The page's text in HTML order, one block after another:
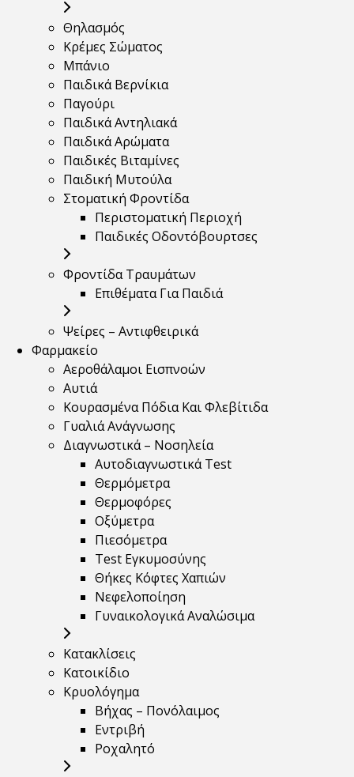
Θηλασμός
Κρέμες Σώματος
Μπάνιο
Παιδικά Βερνίκια
Παγούρι
Παιδικά Αντηλιακά
Παιδικά Αρώματα
Παιδικές Βιταμίνες
Παιδική Μυτούλα
Στοματική Φροντίδα
Περιστοματική Περιοχή
Παιδικές Οδοντόβουρτσες
Φροντίδα Τραυμάτων
Επιθέματα Για Παιδιά
Ψείρες – Αντιφθειρικά
Φαρμακείο
Αεροθάλαμοι Εισπνοών
Αυτιά
Κουρασμένα Πόδια Και Φλεβίτιδα
Γυαλιά Ανάγνωσης
Διαγνωστικά – Νοσηλεία
Αυτοδιαγνωστικά Test
Θερμόμετρα
Θερμοφόρες
Οξύμετρα
Πιεσόμετρα
Test Εγκυμοσύνης
Θήκες Κόφτες Χαπιών
Νεφελοποίηση
Γυναικολογικά Αναλώσιμα
Κατακλίσεις
Κατοικίδιο
Κρυολόγημα
Βήχας – Πονόλαιμος
Εντριβή
Ροχαλητό